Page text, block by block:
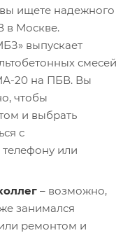
ищете надежного
в Москве.
выпускает
смесей
20 на ПБВ. Вы
чтобы
и выбрать
с
или
– возможно,
занимался
ремонтом и